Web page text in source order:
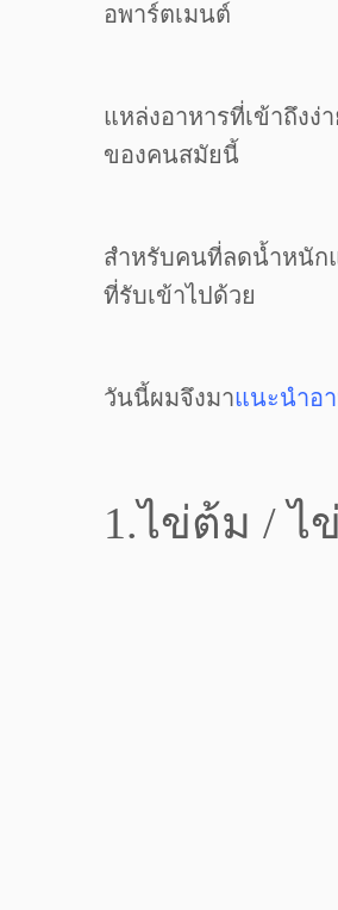
อพาร์ตเมนต์
แหล่งอาหารที่เข้าถึง
ของคนสมัยนี้
สำหรับคนที่ลดน้ำหนัก
ที่รับเข้าไปด้วย
วันนี้ผมจึงมาแนะนำอ
1.ไข่ต้ม / ไ